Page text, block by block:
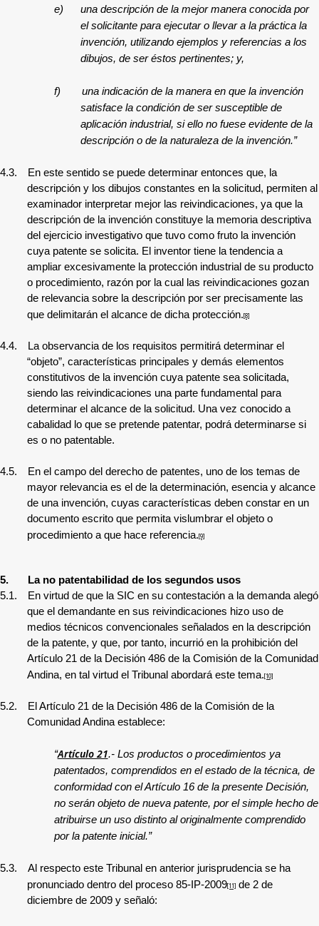
e)
una descripción de la mejor manera conocida por
el solicitante para ejecutar o llevar a la práctica la
invención, utilizando ejemplos y referencias a los
dibujos, de ser éstos pertinentes; y,
f)
una indicación de la manera en que la invención
satisface la condición de ser susceptible de
aplicación industrial, si ello no fuese evidente de la
descripción o de la naturaleza de la invención.”
4.3.
En este sentido se puede determinar entonces que, la
descripción y los dibujos constantes en la solicitud, permiten al
examinador interpretar mejor las reivindicaciones, ya que la
descripción de la invención constituye la memoria descriptiva
del ejercicio investigativo que tuvo como fruto la invención
cuya patente se solicita. El inventor tiene la tendencia a
ampliar excesivamente la protección industrial de su producto
o procedimiento, razón por la cual las reivindicaciones gozan
de relevancia sobre la descripción por ser precisamente las
que delimitarán el alcance de dicha protección.[8]
4.4.
La observancia de los requisitos permitirá determinar el
“objeto”, características principales y demás elementos
constitutivos de la invención cuya patente sea solicitada,
siendo las reivindicaciones una parte fundamental para
determinar el alcance de la solicitud. Una vez conocido a
cabalidad lo que se pretende patentar, podrá determinarse si
es o no patentable.
4.5.
En el campo del derecho de patentes, uno de los temas de
mayor relevancia es el de la determinación, esencia y alcance
de una invención, cuyas características deben constar en un
documento escrito que permita vislumbrar el objeto o
procedimiento a que hace referencia.[9]
5.
La no patentabilidad de los segundos usos
5.1.
En virtud de que la SIC en su contestación a la demanda alegó
que el demandante en sus reivindicaciones hizo uso de
medios técnicos convencionales señalados en la descripción
de la patente, y que, por tanto, incurrió en la prohibición del
Artículo 21 de la Decisión 486 de la Comisión de la Comunidad
Andina, en tal virtud el Tribunal abordará este tema.[10]
5.2.
El Artículo 21 de la Decisión 486 de la Comisión de la
Comunidad Andina establece:
“Artículo 21.- Los productos o procedimientos ya
patentados, comprendidos en el estado de la técnica, de
conformidad con el Artículo 16 de la presente Decisión,
no serán objeto de nueva patente, por el simple hecho de
atribuirse un uso distinto al originalmente comprendido
por la patente inicial.”
5.3.
Al respecto este Tribunal en anterior jurisprudencia se ha
pronunciado dentro del proceso 85-IP-2009[11] de 2 de
diciembre de 2009 y señaló: